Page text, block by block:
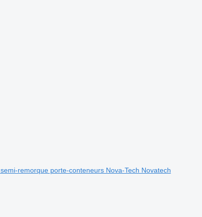
semi-remorque porte-conteneurs Nova-Tech Novatech